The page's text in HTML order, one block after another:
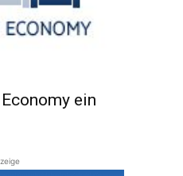
ein